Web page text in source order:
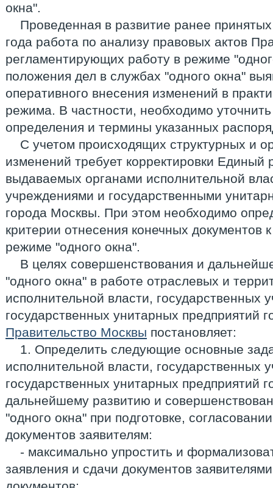
окна".
Проведенная в развитие ранее
года работа по анализу правовых актов
регламентирующих работу в режиме
положения дел в службах "одного окна"
оперативного внесения изменений в
режима. В частности, необходимо
определения и термины указанных
С учетом происходящих структурных и
изменений требует корректировки Единый
выдаваемых органами исполнительной
учреждениями и государственными
города Москвы. При этом необходимо
критерии отнесения конечных документов
режиме "одного окна".
В целях совершенствования и
"одного окна" в работе отраслевых и
исполнительной власти, государственных
государственных унитарных предприятий
Правительство Москвы постановляет:
1. Определить следующие основные
исполнительной власти, государственных
государственных унитарных предприятий
дальнейшему развитию и
"одного окна" при подготовке,
документов заявителям:
- максимально упростить и
заявления и сдачи документов